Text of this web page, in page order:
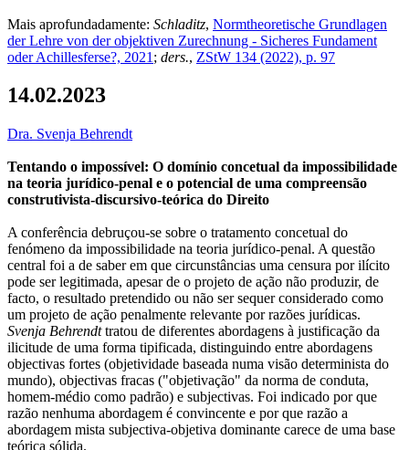
Mais aprofundadamente: Schladitz, Normtheoretische Grundlagen
der Lehre von der objektiven Zurechnung - Sicheres Fundament
oder Achillesferse?, 2021 ; ders., ZStW 134 (2022), p. 97
14.02.2023
Dra. Svenja Behrendt
Tentando o impossível: O domínio concetual da impossibilidade
na teoria jurídico-penal e o potencial de uma compreensão
construtivista-discursivo-teórica do Direito
A conferência debruçou-se sobre o tratamento concetual do
fenómeno da impossibilidade na teoria jurídico-penal. A questão
central foi a de saber em que circunstâncias uma censura por ilícito
pode ser legitimada, apesar de o projeto de ação não produzir, de
facto, o resultado pretendido ou não ser sequer considerado como
um projeto de ação penalmente relevante por razões jurídicas.
Svenja Behrendttratou de diferentes abordagens à justificação da
ilicitude de uma forma tipificada, distinguindo entre abordagens
objectivas fortes (objetividade baseada numa visão determinista do
mundo), objectivas fracas ("objetivação" da norma de conduta,
homem-médio como padrão) e subjectivas. Foi indicado por que
razão nenhuma abordagem é convincente e por que razão a
abordagem mista subjectiva-objetiva dominante carece de uma base
teórica sólida.